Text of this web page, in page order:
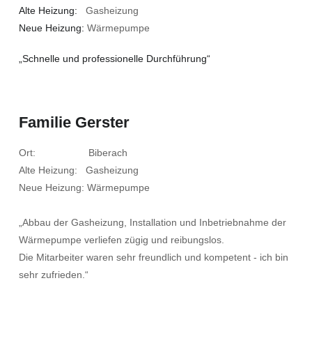
Alte Heizung: Gasheizung
Neue Heizung: Wärmepumpe
„Schnelle und professionelle Durchführung“
Familie Gerster
Ort: Biberach
Alte Heizung: Gasheizung
Neue Heizung: Wärmepumpe
„Abbau der Gasheizung, Installation und Inbetriebnahme der
Wärmepumpe verliefen zügig und reibungslos.
Die Mitarbeiter waren sehr freundlich und kompetent - ich bin
sehr zufrieden.“